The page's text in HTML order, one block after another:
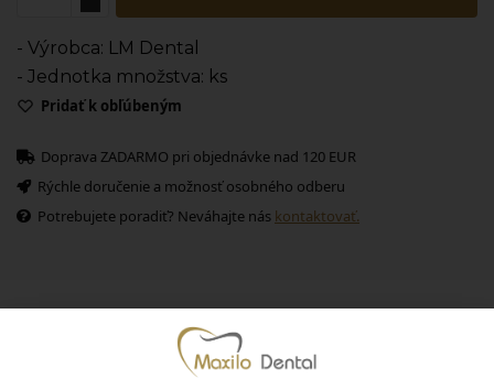
- Výrobca: LM Dental
- Jednotka množstva: ks
Pridať k obľúbeným
Doprava ZADARMO pri objednávke nad 120 EUR
Rýchle doručenie a možnosť osobného odberu
Potrebujete poradiť? Neváhajte nás kontaktovať.
Súvisiace produkty